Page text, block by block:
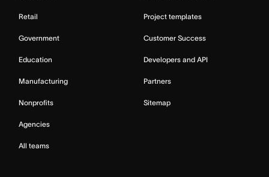
Retail
Government
Education
Manufacturing
Nonprofits
Agencies
All teams
Project templates
Customer Success
Developers and API
Partners
Sitemap